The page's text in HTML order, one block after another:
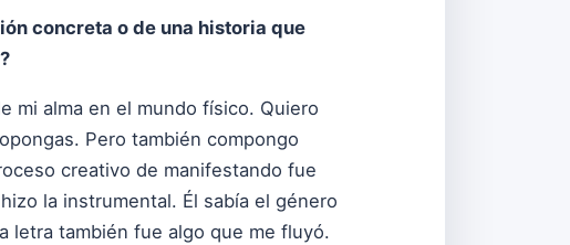
concreta o de una historia que
mi alma en el mundo físico. Quiero
Pero también compongo
creativo de manifestando fue
la instrumental. Él sabía el género
letra también fue algo que me fluyó.